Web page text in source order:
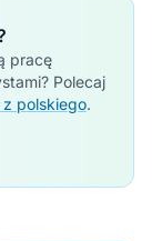
pracę
Polecaj
polskiego.